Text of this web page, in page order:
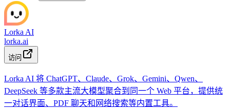
Lorka AI
lorka.ai
访问
Lorka AI 将 ChatGPT、Claude、Grok、Gemini、Qwen、
DeepSeek 等多款主流大模型聚合到同一个 Web 平台，提供统
一对话界面、PDF 聊天和网络搜索等内置工具。